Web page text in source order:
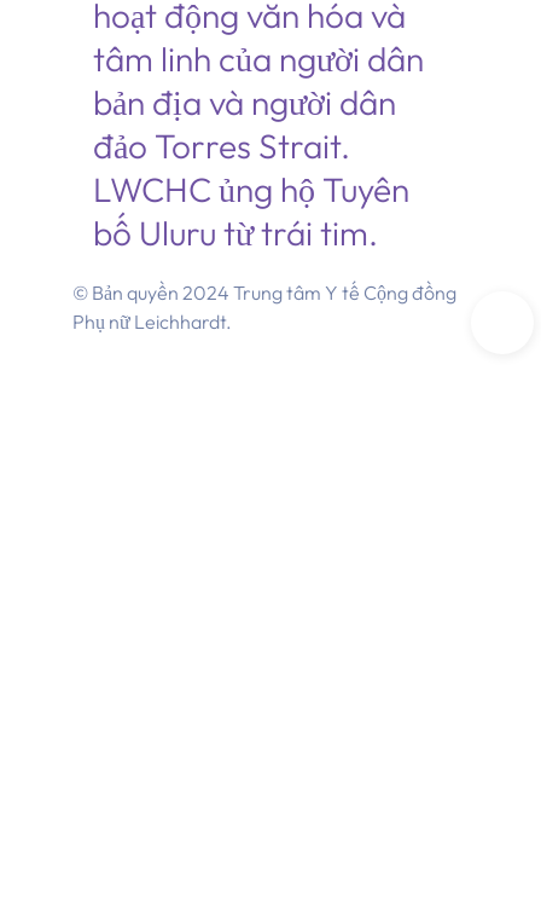
hoạt động văn hóa và
tâm linh của người dân
bản địa và người dân
đảo Torres Strait.
LWCHC ủng hộ Tuyên
bố Uluru từ trái tim.
© Bản quyền 2024 Trung tâm Y tế Cộng đồng
Phụ nữ Leichhardt.